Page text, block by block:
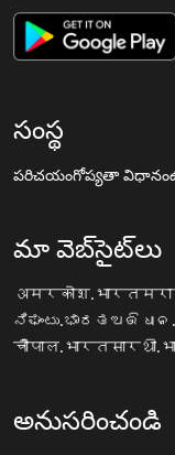
సంస్థ
పరిచయంగోప్యతా విధానం
మా వెబ్‌సైట్‌లు
अमरकोश.भारत
ನಿಘಂಟು.ಭಾರತ
चौपाल.भारत
అనుసరించండి